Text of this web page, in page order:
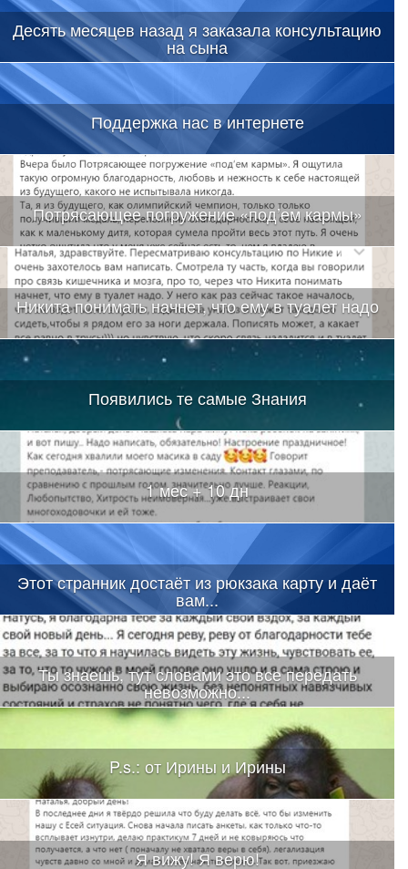
Десять месяцев назад я заказала консультацию
на сына
Поддержка нас в интернете
Потрясающее погружение «под’ем кармы»
Никита понимать начнет, что ему в туалет надо
Появились те самые Знания
1 мес + 10 дн
Этот странник достаёт из рюкзака карту и даёт
вам...
Ты знаешь, тут словами это все передать
невозможно...
P.s.: от Ирины и Ирины
Я вижу! Я верю!